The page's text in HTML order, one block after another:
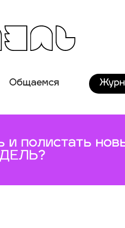
Общаемся